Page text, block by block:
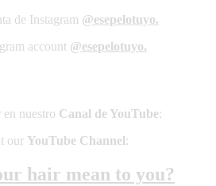
de Instagram @esepelotuyo.
account @esepelotuyo.
en nuestro Canal de YouTube:
our YouTube Channel:
hair mean to you?